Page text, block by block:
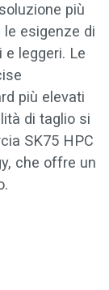
più
esigenze di
leggeri. Le
più elevati
di taglio si
SK75 HPC
che offre un